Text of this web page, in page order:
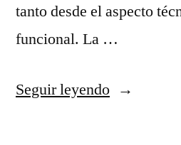
tanto desde el aspecto
funcional. La …
Seguir leyendo